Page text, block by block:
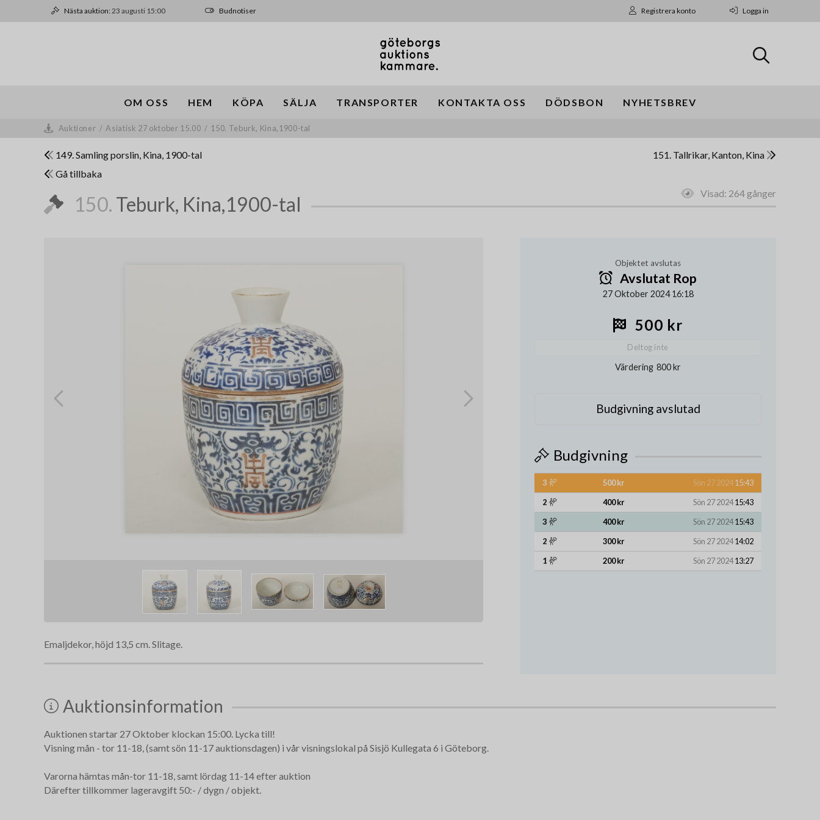
Nästa auktion:23 augusti 15:00 Budnotiser Registrera konto Logga in
OM OSS HEM KÖPA SÄLJA TRANSPORTER KONTAKTA OSS DÖDSBON NYHETSBREV
Auktioner / Asiatisk 27 oktober 15.00 / 150. Teburk, Kina,1900-tal
149. Samling porslin, Kina, 1900-tal
151. Tallrikar, Kanton, Kina
Gå tillbaka
Visad: 264 gånger
150. Teburk, Kina,1900-tal
Emaljdekor, höjd 13,5 cm. Slitage.
Objektet avslutas
Avslutat Rop
27 Oktober 2024 16:18
500 kr
Deltog inte
Värdering 800 kr
Budgivning avslutad
Budgivning
3 500 kr Sön 27 202415:43
2
400 kr Sön 27 202415:43
3
400 kr Sön 27 202415:43
2
300 kr Sön 27 202414:02
1
200 kr Sön 27 202413:27
Auktionsinformation
Auktionen startar 27 Oktober klockan 15:00. Lycka till!
Visning mån - tor 11-18, (samt sön 11-17 auktionsdagen) i vår visningslokal på Sisjö Kullegata 6 i Göteborg.
Varorna hämtas mån-tor 11-18, samt lördag 11-14 efter auktion
Därefter tillkommer lageravgift 50:- / dygn / objekt.